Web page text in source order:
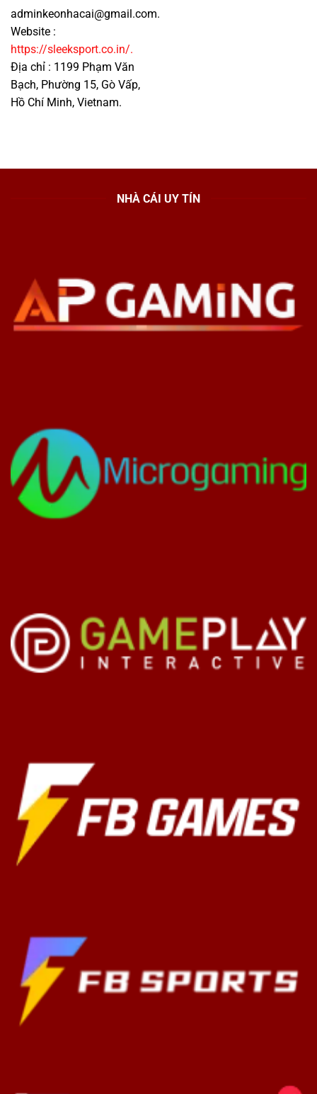
adminkeonhacai@gmail.com.
Website :
https://sleeksport.co.in/.
Địa chỉ : 1199 Phạm Văn
Bạch, Phường 15, Gò Vấp,
Hồ Chí Minh, Vietnam.
NHÀ CÁI UY TÍN